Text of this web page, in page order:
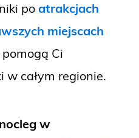
po atrakcjach
miejscach
pomogą Ci
całym regionie.
w